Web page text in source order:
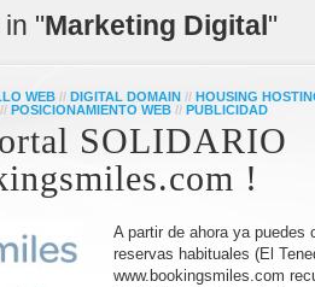
"Marketing Digital"
WEB // DIGITAL DOMAIN // HOUSING
// POSICIONAMIENTO WEB // PUBLICIDAD
SOLIDARIO
!
A partir de ahora ya puedes
reservas habituales (El
www.bookingsmiles.com